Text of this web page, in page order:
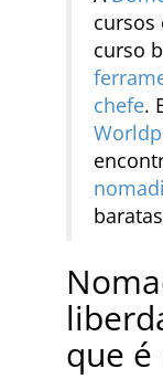
cursos
curso
chefe.
que é